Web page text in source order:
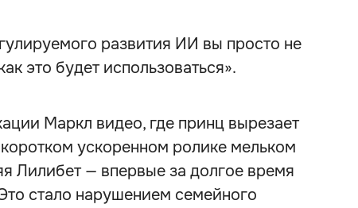
развития ИИ вы просто не
это будет использоваться».
Маркл видео, где принц вырезает
ускоренном ролике мельком
Лилибет — впервые за долгое время
стало нарушением семейного